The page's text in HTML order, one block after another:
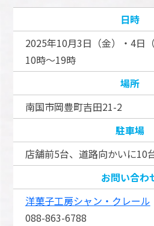
日時
2025年10月3日（金）・4日
10時～19時
場所
南国市岡豊町吉田21-2
駐車場
店舗前5台、道路向かいに10
お問い合わ
洋菓子工房シャン・クレール
088-863-6788